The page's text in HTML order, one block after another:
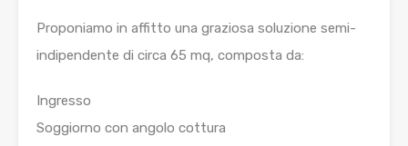
Proponiamo in affitto una graziosa soluzione semi-
indipendente di circa 65 mq, composta da:
Ingresso
Soggiorno con angolo cottura